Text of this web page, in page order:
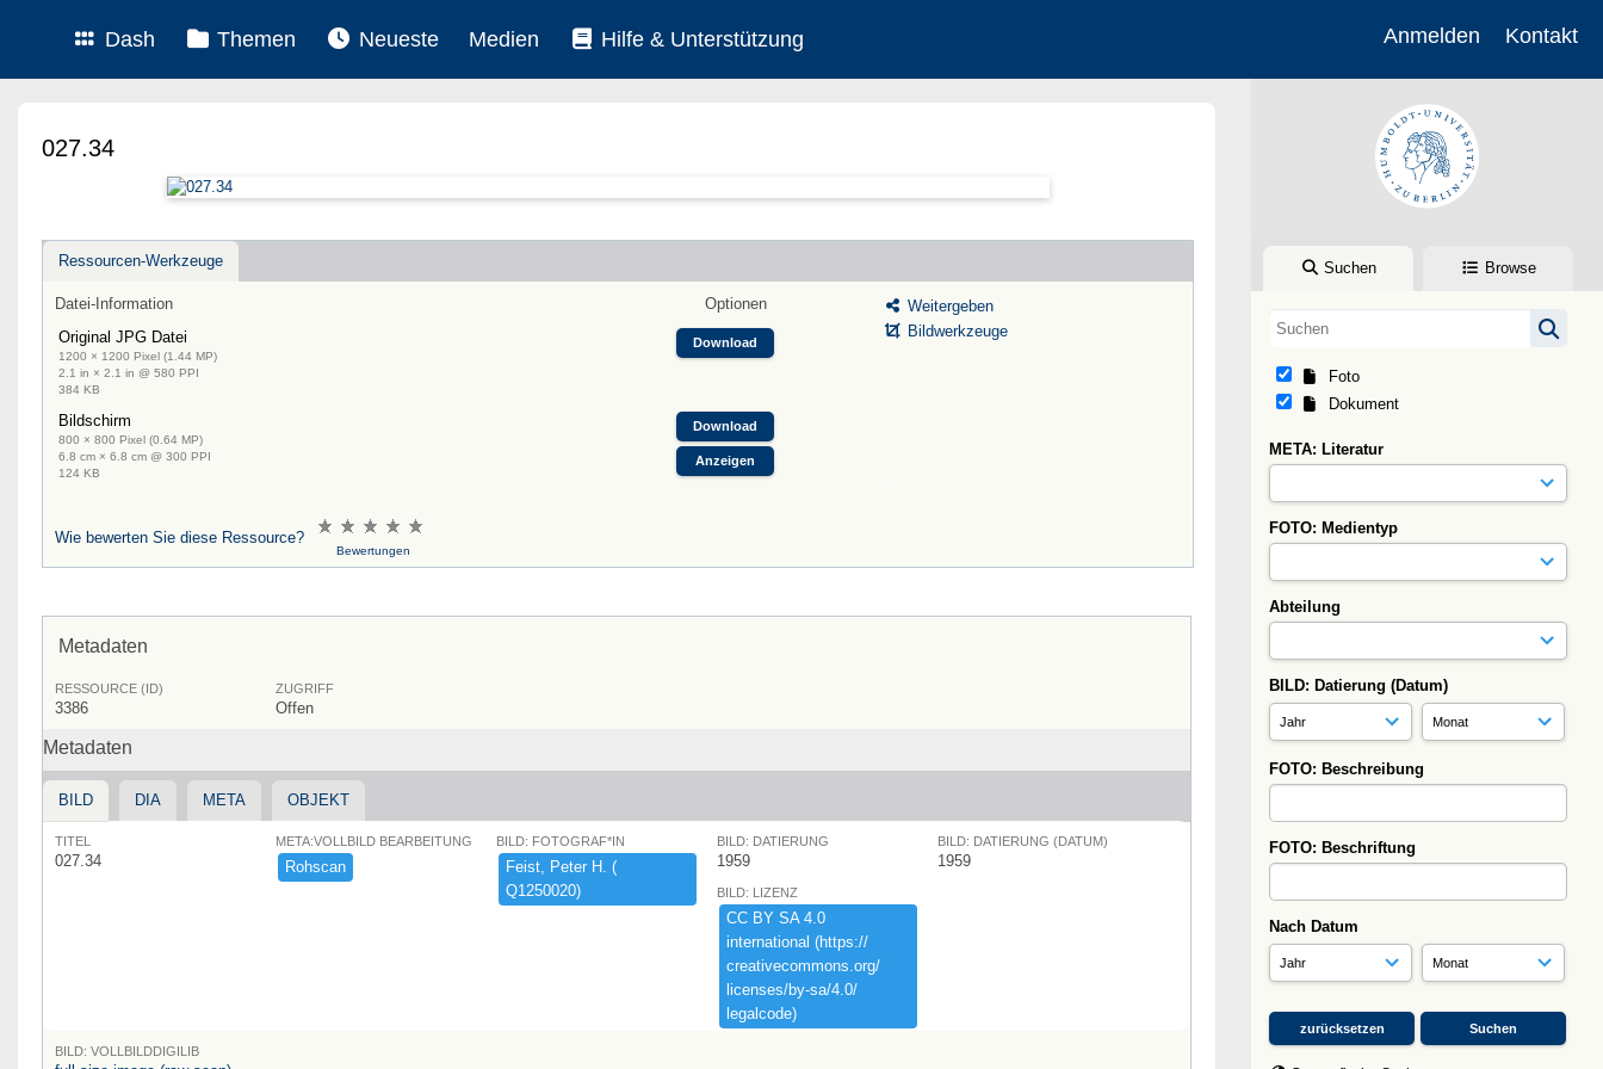
Dash Themen Neueste Medien Hilfe & Unterstützung Anmelden Kontakt
Suchen Browse
Foto
Dokument
META: Literatur
FOTO: Medientyp
Abteilung
BILD: Datierung (Datum)
FOTO: Beschreibung
FOTO: Beschriftung
Nach Datum
027.34
Ressourcen-Werkzeuge
Datei-Information
Optionen
Original JPG Datei
1200 × 1200 Pixel (1.44 MP)
2.1 in × 2.1 in @ 580 PPI
384 KB
Download
Bildschirm
800 × 800 Pixel (0.64 MP)
6.8 cm × 6.8 cm @ 300 PPI
124 KB
Download
Anzeigen
Weitergeben
Bildwerkzeuge
Wie bewerten Sie diese Ressource?
Bewertungen
Metadaten
RESSOURCE (ID)
3386
ZUGRIFF
Offen
Metadaten
BILD DIA META OBJEKT
TITEL
027.34
META:VOLLBILD BEARBEITUNG
Rohscan
BILD: FOTOGRAF*IN
Feist,​ ​Peter ​H.​ ​(​
Q1250020)​
BILD: DATIERUNG
1959
BILD: DATIERUNG (DATUM)
1959
BILD: LIZENZ
CC ​BY ​SA ​4.​0 ​
international ​(​https:​/​/​
creativecommons.​org/​
licenses/​by-​sa/​4.​0/​
legalcode)​
BILD: VOLLBILDDIGILIB